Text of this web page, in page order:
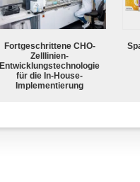
Fortgeschrittene CHO-
Zelllinien-
Entwicklungstechnologie
für die In-House-
Implementierung